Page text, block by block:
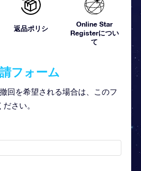
返品ポリシ
Online Star
Registerについ
て
フォーム
回を希望される場合は、このフ
さい。